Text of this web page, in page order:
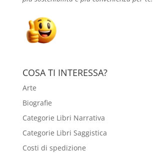
COSA TI INTERESSA?
Arte
Biografie
Categorie Libri Narrativa
Categorie Libri Saggistica
Costi di spedizione